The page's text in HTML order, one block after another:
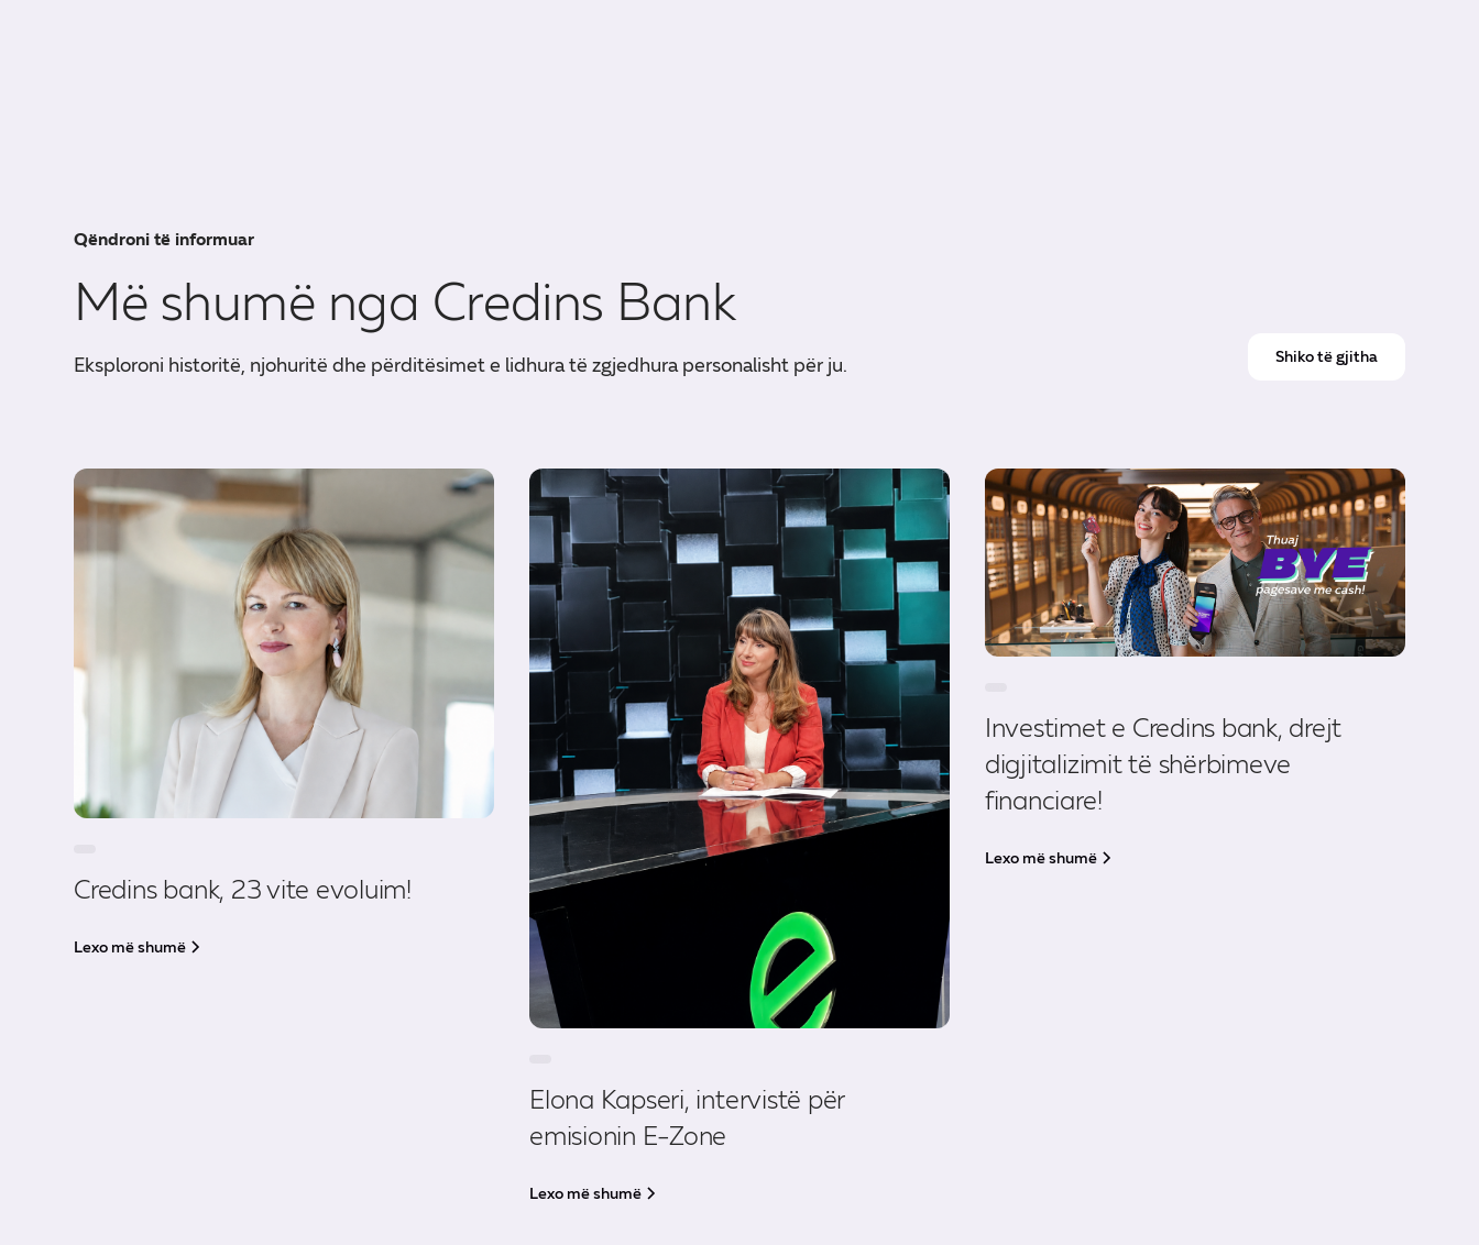
Qëndroni të informuar
Më shumë nga Credins Bank
Eksploroni historitë, njohuritë dhe përditësimet e lidhura të zgjedhura personalisht për ju. Shiko të gjitha
Credins bank, 23 vite evoluim!
Lexo më shumë
Elona Kapseri, intervistë për
emisionin E-Zone
Lexo më shumë
Investimet e Credins bank, drejt
digjitalizimit të shërbimeve
financiare!
Lexo më shumë